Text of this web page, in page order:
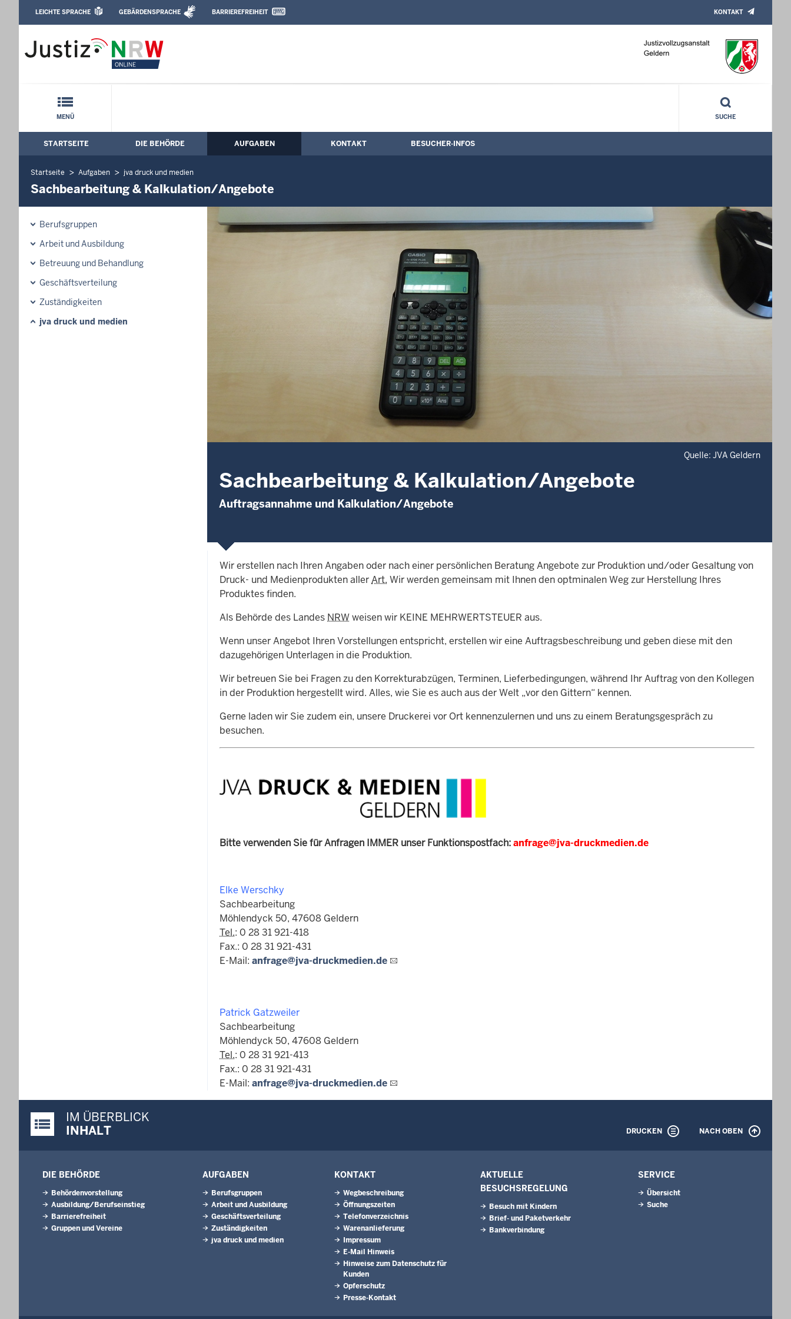
Justizvollzugsanstalt Geldern: Sachbearbeitung & Kalkulation/Angebote
Leichte Sprache, Gebärdensprachenvideo und Kontaktformular
LEICHTE SPRACHE GEBÄRDENSPRACHE BARRIEREFREIHEIT KONTAKT
Schnellnavigation mit Volltext-Suche
MENÜ SUCHE
Hauptmenü: Hauptnavigation
STARTSEITE DIE BEHÖRDE AUFGABEN KONTAKT BESUCHER-INFOS
Startseite Aufgaben jva druck und medien
Sachbearbeitung & Kalkulation/Angebote
Berufsgruppen
Arbeit und Ausbildung
Betreuung und Behandlung
Geschäftsverteilung
Zuständigkeiten
jva druck und medien
Quelle: JVA Geldern
Sachbearbeitung & Kalkulation/Angebote
Auftragsannahme und Kalkulation/Angebote
Wir erstellen nach Ihren Angaben oder nach einer persönlichen Beratung Angebote zur Produktion und/oder Gesaltung von
Druck- und Medienprodukten allerArt. Wir werden gemeinsam mit Ihnen den optminalen Weg zur Herstellung Ihres
Produktes finden.
Als Behörde des Landes NRWweisen wir KEINE MEHRWERTSTEUER aus.
Wenn unser Angebot Ihren Vorstellungen entspricht, erstellen wir eine Auftragsbeschreibung und geben diese mit den
dazugehörigen Unterlagen in die Produktion.
Wir betreuen Sie bei Fragen zu den Korrekturabzügen, Terminen, Lieferbedingungen, während Ihr Auftrag von den Kollegen
in der Produktion hergestellt wird. Alles, wie Sie es auch aus der Welt „vor den Gittern“ kennen.
Gerne laden wir Sie zudem ein, unsere Druckerei vor Ort kennenzulernen und uns zu einem Beratungsgespräch zu
besuchen.
Bitte verwenden Sie für Anfragen IMMER unser Funktionspostfach:anfrage@jva-druckmedien.de
Elke Werschky
Sachbearbeitung
Möhlendyck 50, 47608 Geldern
Tel.: 0 28 31 921-418
Fax.: 0 28 31 921-431
E-Mail: anfrage@jva-druckmedien.de
Patrick Gatzweiler
Sachbearbeitung
Möhlendyck 50, 47608 Geldern
Tel.: 0 28 31 921-413
Fax.: 0 28 31 921-431
E-Mail: anfrage@jva-druckmedien.de
Justiz-Portal im Überblick:
IM ÜBERBLICK
INHALT
DRUCKEN NACH OBEN
DIE BEHÖRDE
Behördenvorstellung
Ausbildung/Berufseinstieg
Barrierefreiheit
Gruppen und Vereine
AUFGABEN
Berufsgruppen
Arbeit und Ausbildung
Geschäftsverteilung
Zuständigkeiten
jva druck und medien
KONTAKT
Wegbeschreibung
Öffnungszeiten
Telefonverzeichnis
Warenanlieferung
Impressum
E-Mail Hinweis
Hinweise zum Datenschutz für
Kunden
Opferschutz
Presse-Kontakt
AKTUELLE
BESUCHSREGELUNG
Besuch mit Kindern
Brief- und Paketverkehr
Bankverbindung
SERVICE
Übersicht
Suche